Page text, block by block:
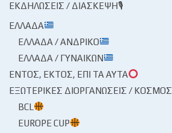
ΕΚΔΗΛΏΣΕΙΣ / ΔΙΆΣΚΕΨΗ🎙
ΕΛΛΆΔΑ
ΕΛΛΆΔΑ / ΑΝΔΡΙΚΌ
ΕΛΛΆΔΑ / ΓΥΝΑΙΚΏΝ
ΕΝΤΌΣ, ΕΚΤΌΣ, ΕΠΊ ΤΑ ΑΥΤΆ
ΕΞΩΤΕΡΙΚΈΣ ΔΙΟΡΓΑΝΏΣΕΙΣ / ΚΌΣΜΟΣ
BCL
EUROPE CUP